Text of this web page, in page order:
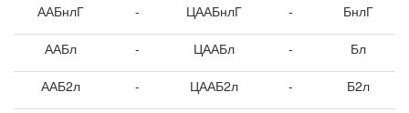
ААБнлГ - ЦААБнлГ - БнлГ
ААБл - ЦААБл - Бл
ААБ2л - ЦААБ2л - Б2л